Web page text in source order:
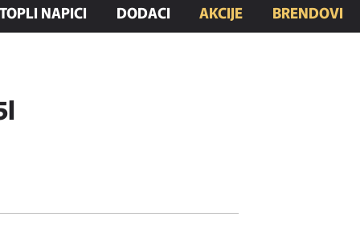
TOPLI NAPICI DODACI AKCIJE
BRENDOVI